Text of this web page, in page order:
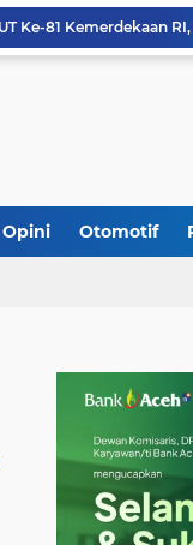
Opini Otomotif